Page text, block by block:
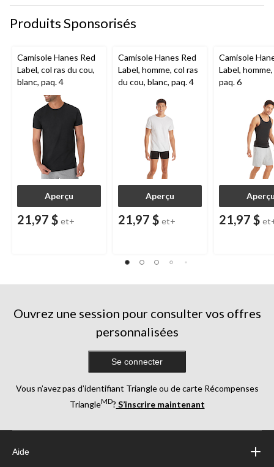
Produits Sponsorisés
Camisole Hanes Red
Label, col ras du cou,
blanc, paq. 4
Aperçu
21,97 $ et+
Camisole Hanes Red
Label, homme, col ras
du cou, blanc, paq. 4
Aperçu
21,97 $ et+
Camisole
Label,
paq. 6
21,97 $
Ouvrez une session pour consulter vos offres
personnalisées
Se connecter
Vous n’avez pas d’identifiant Triangle ou de carte Récompenses
TriangleMD? S’inscrire maintenant
Aide